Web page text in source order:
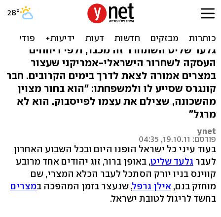
אמו של אילן גרפל: "אני חיה
מדקה לדקה"
גלעד שליט השתחרר זה מכבר, ולפי דיווחים
העסקה לשחרור הישראלי-אמריקני שעצור
במצרים אמורה לצאת לדרך בימים הקרובים. חבר
קונגרס שסייע לו ולמשפחתו: "הוא בחור מצוין
מהשכונה, שצילם את עצמו לפייסבוק. הוא לא
מרגל"
ynet
פורסם: 19.10.11, 04:35
בעוד עיני כל ישראל הופנו היום ובכל השבוע האחרון
לעבר גלעד שליט, באופן ברור, זוג יהודים אחד מרובע
קווינס בניו יורק הסתכל לעבר הכלא המצרי, שם
מוחזק בנם, אילן גרפל, שנעצר בזמן המהפכה במצרים
בחשד לריגול לטובת ישראל.